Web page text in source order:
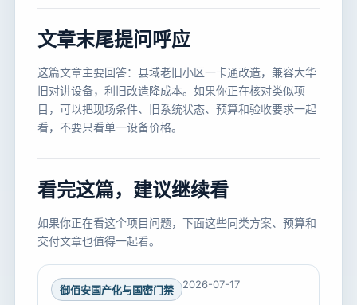
文章末尾提问呼应
这篇文章主要回答：县域老旧小区一卡通改造，兼容大华
旧对讲设备，利旧改造降成本。如果你正在核对类似项
目，可以把现场条件、旧系统状态、预算和验收要求一起
看，不要只看单一设备价格。
看完这篇，建议继续看
如果你正在看这个项目问题，下面这些同类方案、预算和
交付文章也值得一起看。
御佰安国产化与国密门禁 2026-07-17